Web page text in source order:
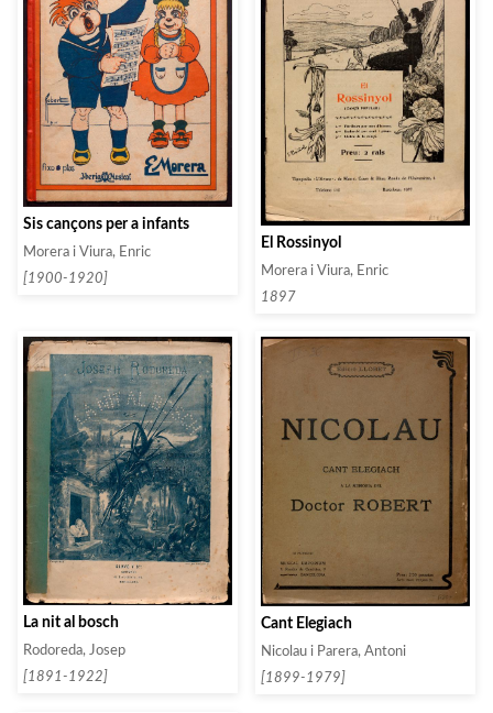
Sis cançons per a infants
Morera i Viura, Enric
[1900-1920]
El Rossinyol
Morera i Viura, Enric
1897
La nit al bosch
Rodoreda, Josep
[1891-1922]
Cant Elegiach
Nicolau i Parera, Antoni
[1899-1979]